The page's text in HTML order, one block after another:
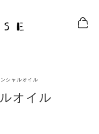
シャルオイル
オイル